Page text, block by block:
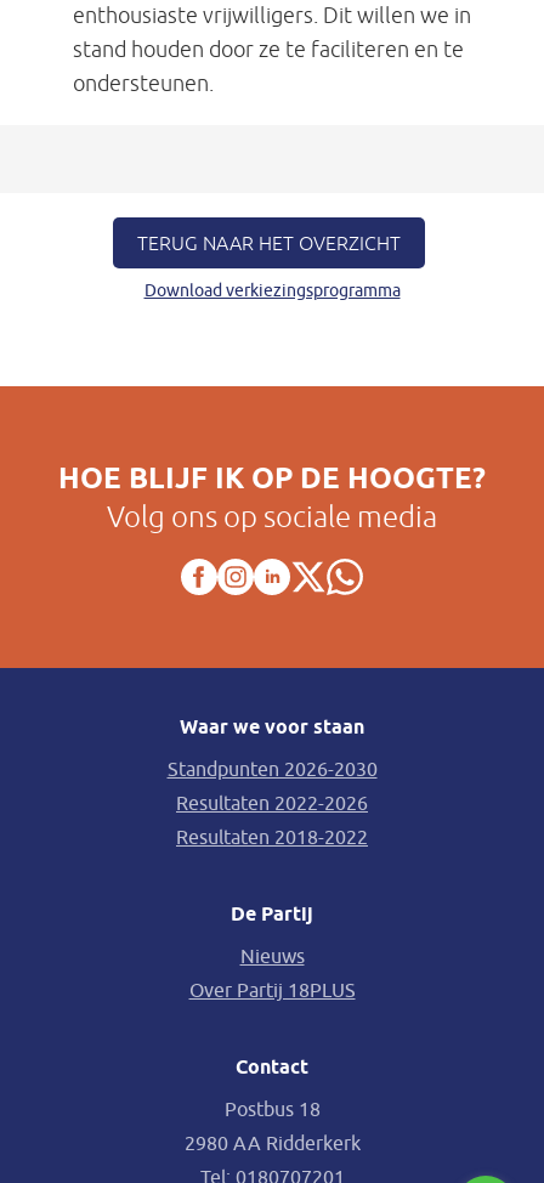
enthousiaste vrijwilligers. Dit willen we in
stand houden door ze te faciliteren en te
ondersteunen.
TERUG NAAR HET OVERZICHT
Download verkiezingsprogramma
HOE BLIJF IK OP DE HOOGTE?
Volg ons op sociale media
Waar we voor staan
Standpunten 2026-2030
Resultaten 2022-2026
Resultaten 2018-2022
De Partij
Nieuws
Over Partij 18PLUS
Contact
Postbus 18
2980 AA Ridderkerk
Tel: 0180707201